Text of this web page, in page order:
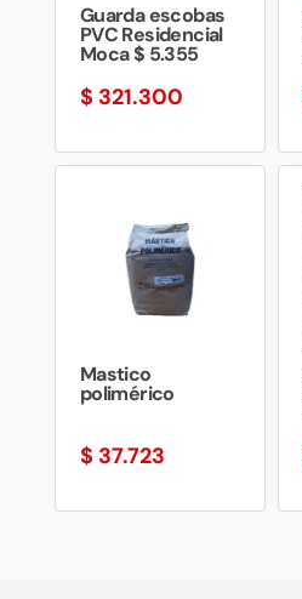
Guarda escobas
PVC Residencial
Moca $ 5.355
$ 321.300
Mastico
polimérico
$ 37.723